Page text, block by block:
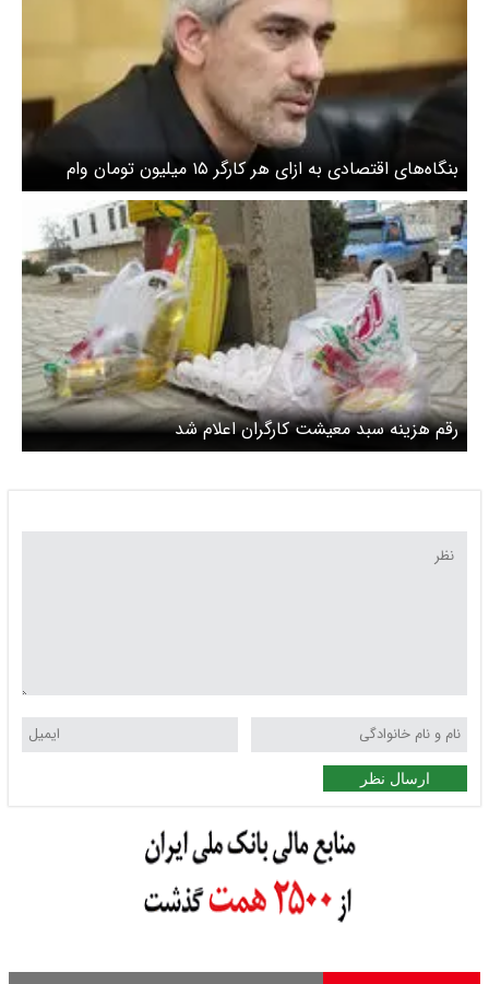
بنگاه‌های اقتصادی به ازای هر کارگر ۱۵ میلیون تومان وام
می‌گیرند
رقم هزینه سبد معیشت کارگران اعلام شد
ارسال نظر